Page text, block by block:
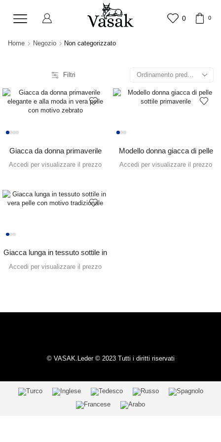
0 0
Home Negozio Non categorizzato
Filtri
Giacca da donna primaverile
elegante e alla moda in vera
Accedi per visualizzare il prezzo
Modello donna giacca di pelle
sottile primaverile
Accedi per visualizzare il prezzo
Giacca lunga in tessuto sottile in
vera pelle con motivo
Accedi per visualizzare il prezzo
© VASAK.Leder © 2023 Tutti i diritti riservati